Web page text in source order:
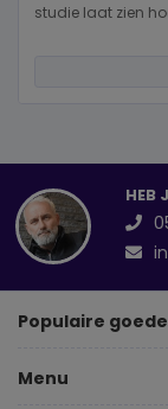
studie laat zien
HEB
Populaire
Menu